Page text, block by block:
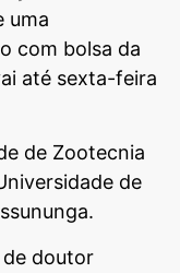
uma
com bolsa da
até sexta-feira
de Zootecnia
de
doutor